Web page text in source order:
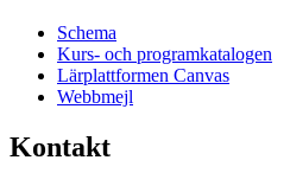
Schema
Kurs- och programkatalogen
Lärplattformen Canvas
Webbmejl
Kontakt